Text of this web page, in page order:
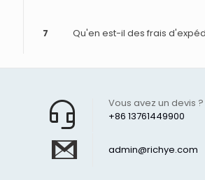
7 Qu'en est-il des frais
+86 13761449900
Vous avez un devis
admin@richye.com